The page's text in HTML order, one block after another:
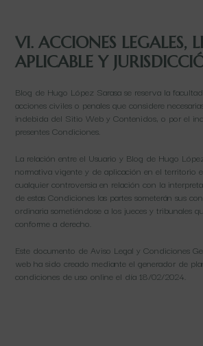
VI. ACCIONES LEGALES,
APLICABLE Y
Blog de Hugo López Sarasa se reserva la
acciones civiles o penales que considere
indebida del Sitio Web y Contenidos, o por el
presentes Condiciones.
La relación entre el Usuario y Blog de Hugo
normativa vigente y de aplicación en el territorio
cualquier controversia en relación con la
de estas Condiciones las partes someterán sus
ordinaria sometiéndose a los jueces y tribunales
conforme a derecho.
Este documento de Aviso Legal y Condiciones
web ha sido creado mediante el generador de
condiciones de uso online el día 18/02/2024.